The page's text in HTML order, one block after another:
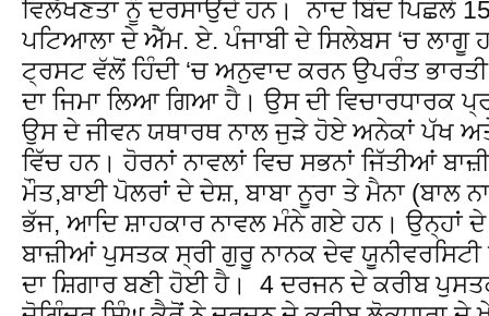
ਵਿਲੱਖਣਤਾ ਨੂੰ ਦਰਸਾਉਂਦੇ ਹਨ। ਨਾਦ ਬਿੰਦ ਪਿਛਲੇ 15
ਪਟਿਆਲਾ ਦੇ ਐੱਮ. ਏ. ਪੰਜਾਬੀ ਦੇ ਸਿਲੇਬਸ ‘ਚ ਲਾਗੂ
ਟ੍ਰਸਟ ਵੱਲੋਂ ਹਿੰਦੀ ‘ਚ ਅਨੁਵਾਦ ਕਰਨ ਉਪਰੰਤ ਭਾਰਤੀ
ਦਾ ਜਿਮਾ ਲਿਆ ਗਿਆ ਹੈ। ਉਸ ਦੀ ਵਿਚਾਰਧਾਰਕ
ਉਸ ਦੇ ਜੀਵਨ ਯਥਾਰਥ ਨਾਲ ਜੁੜੇ ਹੋਏ ਅਨੇਕਾਂ ਪੱਖ
ਵਿੱਚ ਹਨ। ਹੋਰਨਾਂ ਨਾਵਲਾਂ ਵਿਚ ਸਭਨਾਂ ਜਿੱਤੀਆਂ
ਮੌਤ,ਬਾਈ ਪੋਲਰਾਂ ਦੇ ਦੇਸ਼, ਬਾਬਾ ਨੂਰਾ ਤੇ ਮੈਨਾ (ਬਾਲ
ਭੱਜ, ਆਦਿ ਸ਼ਾਹਕਾਰ ਨਾਵਲ ਮੰਨੇ ਗਏ ਹਨ। ਉਨ੍ਹਾਂ ਦੇ
ਬਾਜ਼ੀਆਂ ਪੁਸਤਕ ਸ੍ਰੀ ਗੁਰੂ ਨਾਨਕ ਦੇਵ ਯੂਨੀਵਰਸਿਟੀ
ਦਾ ਸ਼ਿਗਾਰ ਬਣੀ ਹੋਈ ਹੈ। 4 ਦਰਜਨ ਦੇ ਕਰੀਬ